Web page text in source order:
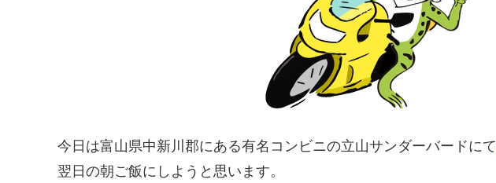
今日は富山県中新川郡にある有名コンビニの立山サンダーバードにて
翌日の朝ご飯にしようと思います。